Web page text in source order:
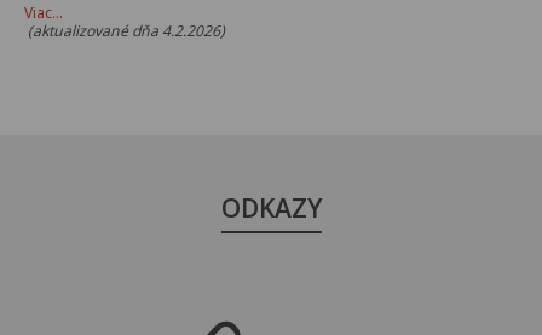
Viac…
(aktualizované dňa 4.2.2026)
ODKAZY